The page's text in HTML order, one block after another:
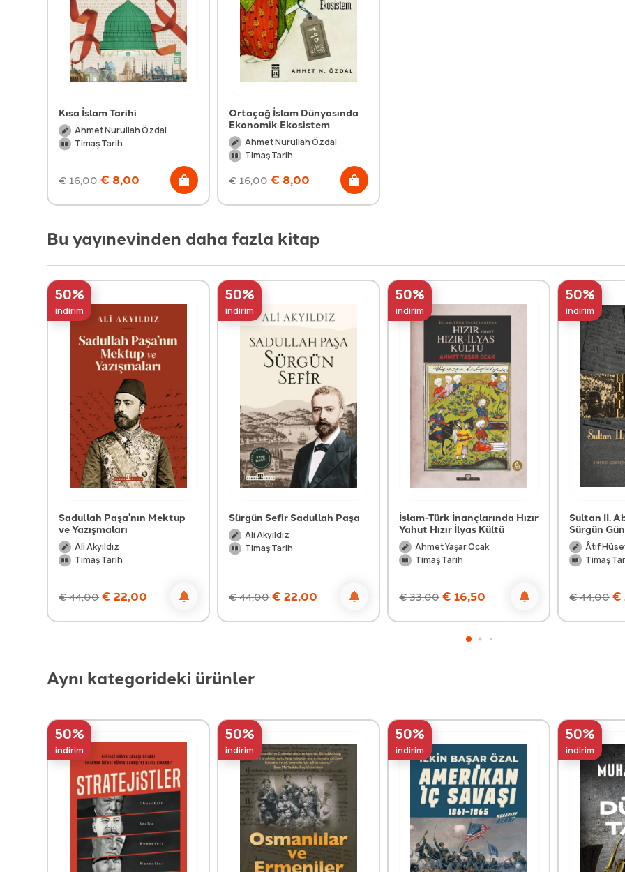
Kısa İslam Tarihi
Ahmet Nurullah Özdal
Timaş Tarih
€16,00 € 8,00
Ortaçağ İslam Dünyasında
Ekonomik Ekosistem
Ahmet Nurullah Özdal
Timaş Tarih
€16,00 € 8,00
Bu yayınevinden daha fazla kitap
50%
indirim
Sadullah Paşa'nın Mektup
ve Yazışmaları
Ali Akyıldız
Timaş Tarih
€44,00 € 22,00
50%
indirim
Sürgün Sefir Sadullah Paşa
Ali Akyıldız
Timaş Tarih
€44,00 € 22,00
50%
indirim
İslam-Türk İnançlarında Hızır
Yahut Hızır İlyas Kültü
Ahmet Yaşar Ocak
Timaş Tarih
€33,00 € 16,50
50%
indirim
Sultan II.
Sürgün
Âtıf
Timaş
€44,00 €
Aynı kategorideki ürünler
50%
indirim
50%
indirim
50%
indirim
50%
indirim